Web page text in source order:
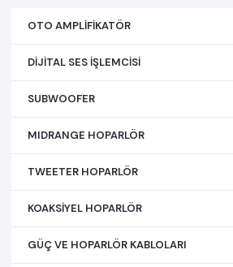
OTO AMPLİFİKATÖR
DİJİTAL SES İŞLEMCİSİ
SUBWOOFER
MIDRANGE HOPARLÖR
TWEETER HOPARLÖR
KOAKSİYEL HOPARLÖR
GÜÇ VE HOPARLÖR KABLOLARI